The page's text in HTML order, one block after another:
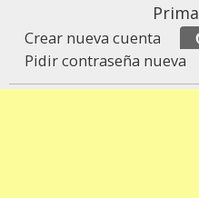
Crear nueva cuenta
Pidir contraseña nueva